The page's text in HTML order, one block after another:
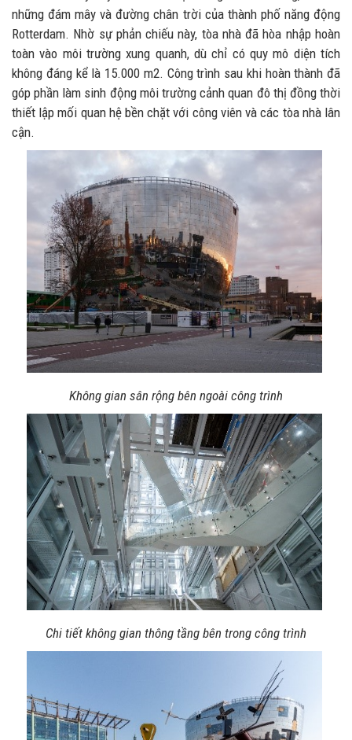
những đám mây và đường chân trời của thành phố năng động
Rotterdam. Nhờ sự phản chiếu này, tòa nhà đã hòa nhập hoàn
toàn vào môi trường xung quanh, dù chỉ có quy mô diện tích
không đáng kể là 15.000 m2. Công trình sau khi hoàn thành đã
góp phần làm sinh động môi trường cảnh quan đô thị đồng thời
thiết lập mối quan hệ bền chặt với công viên và các tòa nhà lân
cận.
Không gian sân rộng bên ngoài công trình
Chi tiết không gian thông tầng bên trong công trình